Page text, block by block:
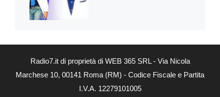
Radio7.it di proprietà di WEB 365 SRL - Via Nicola
Marchese 10, 00141 Roma (RM) - Codice Fiscale e Partita
I.V.A. 12279101005